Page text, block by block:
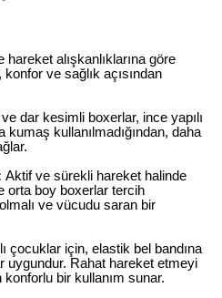
alışkanlıklarına göre
ve sağlık açısından
dar kesimli boxerlar, ince yapılı
kullanılmadığından, daha
Aktif ve sürekli hareket halinde
orta boy boxerlar tercih
ve vücudu saran bir
çocuklar için, elastik bel bandına
uygundur. Rahat hareket etmeyi
bir kullanım sunar.